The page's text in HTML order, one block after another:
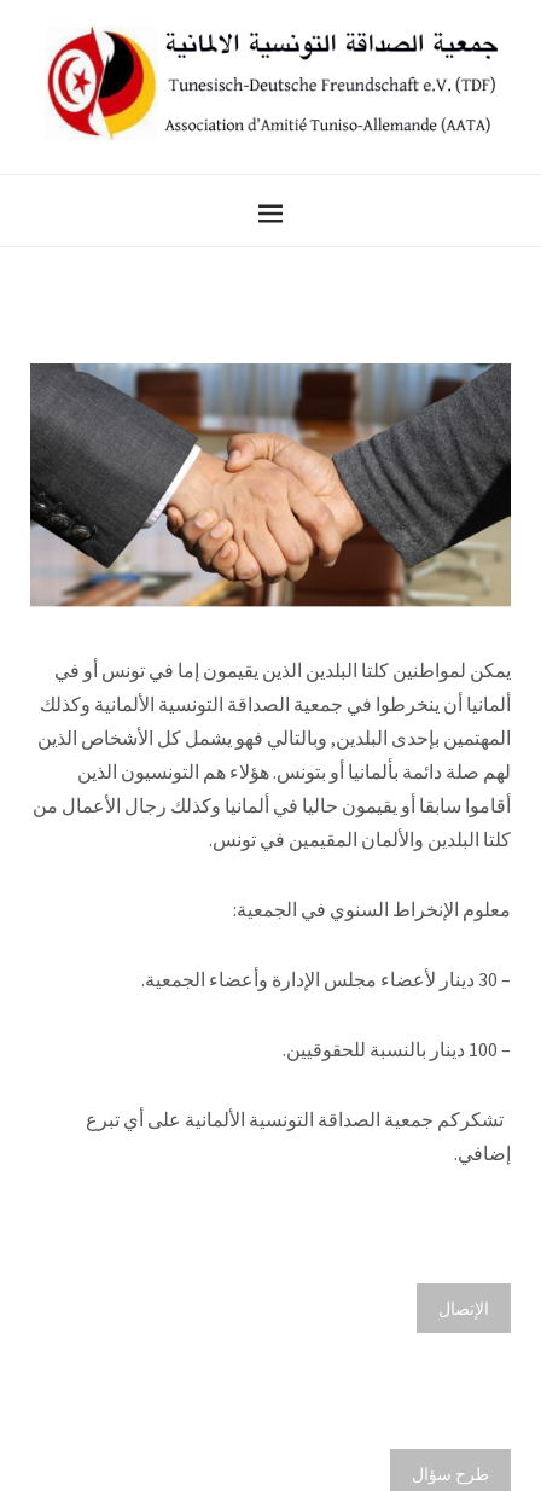
يمكن لمواطنين كلتا البلدين الذين يقيمون إما في تونس أو في
ألمانيا أن ينخرطوا في جمعية الصداقة التونسية الألمانية وكذلك
المهتمين بإحدى البلدين, وبالتالي فهو يشمل كل الأشخاص الذين
لهم صلة دائمة بألمانيا أو بتونس. هؤلاء هم التونسيون الذين
أقاموا سابقا أو يقيمون حاليا في ألمانيا وكذلك رجال الأعمال من
كلتا البلدين والألمان المقيمين في تونس.
معلوم الإنخراط السنوي في الجمعية:
– 30 دينار لأعضاء مجلس الإدارة وأعضاء الجمعية.
– 100 دينار بالنسبة للحقوقيين.
تشكركم جمعية الصداقة التونسية الألمانية على أي تبرع
إضافي.
الإتصال
طرح سؤال